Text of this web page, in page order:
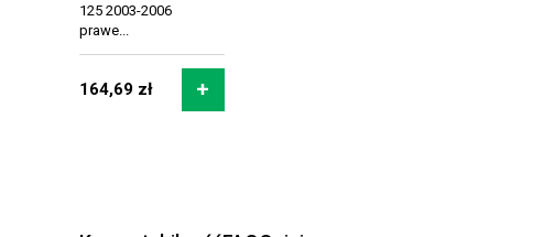
125 2003-2006
prawe...
164,69 zł